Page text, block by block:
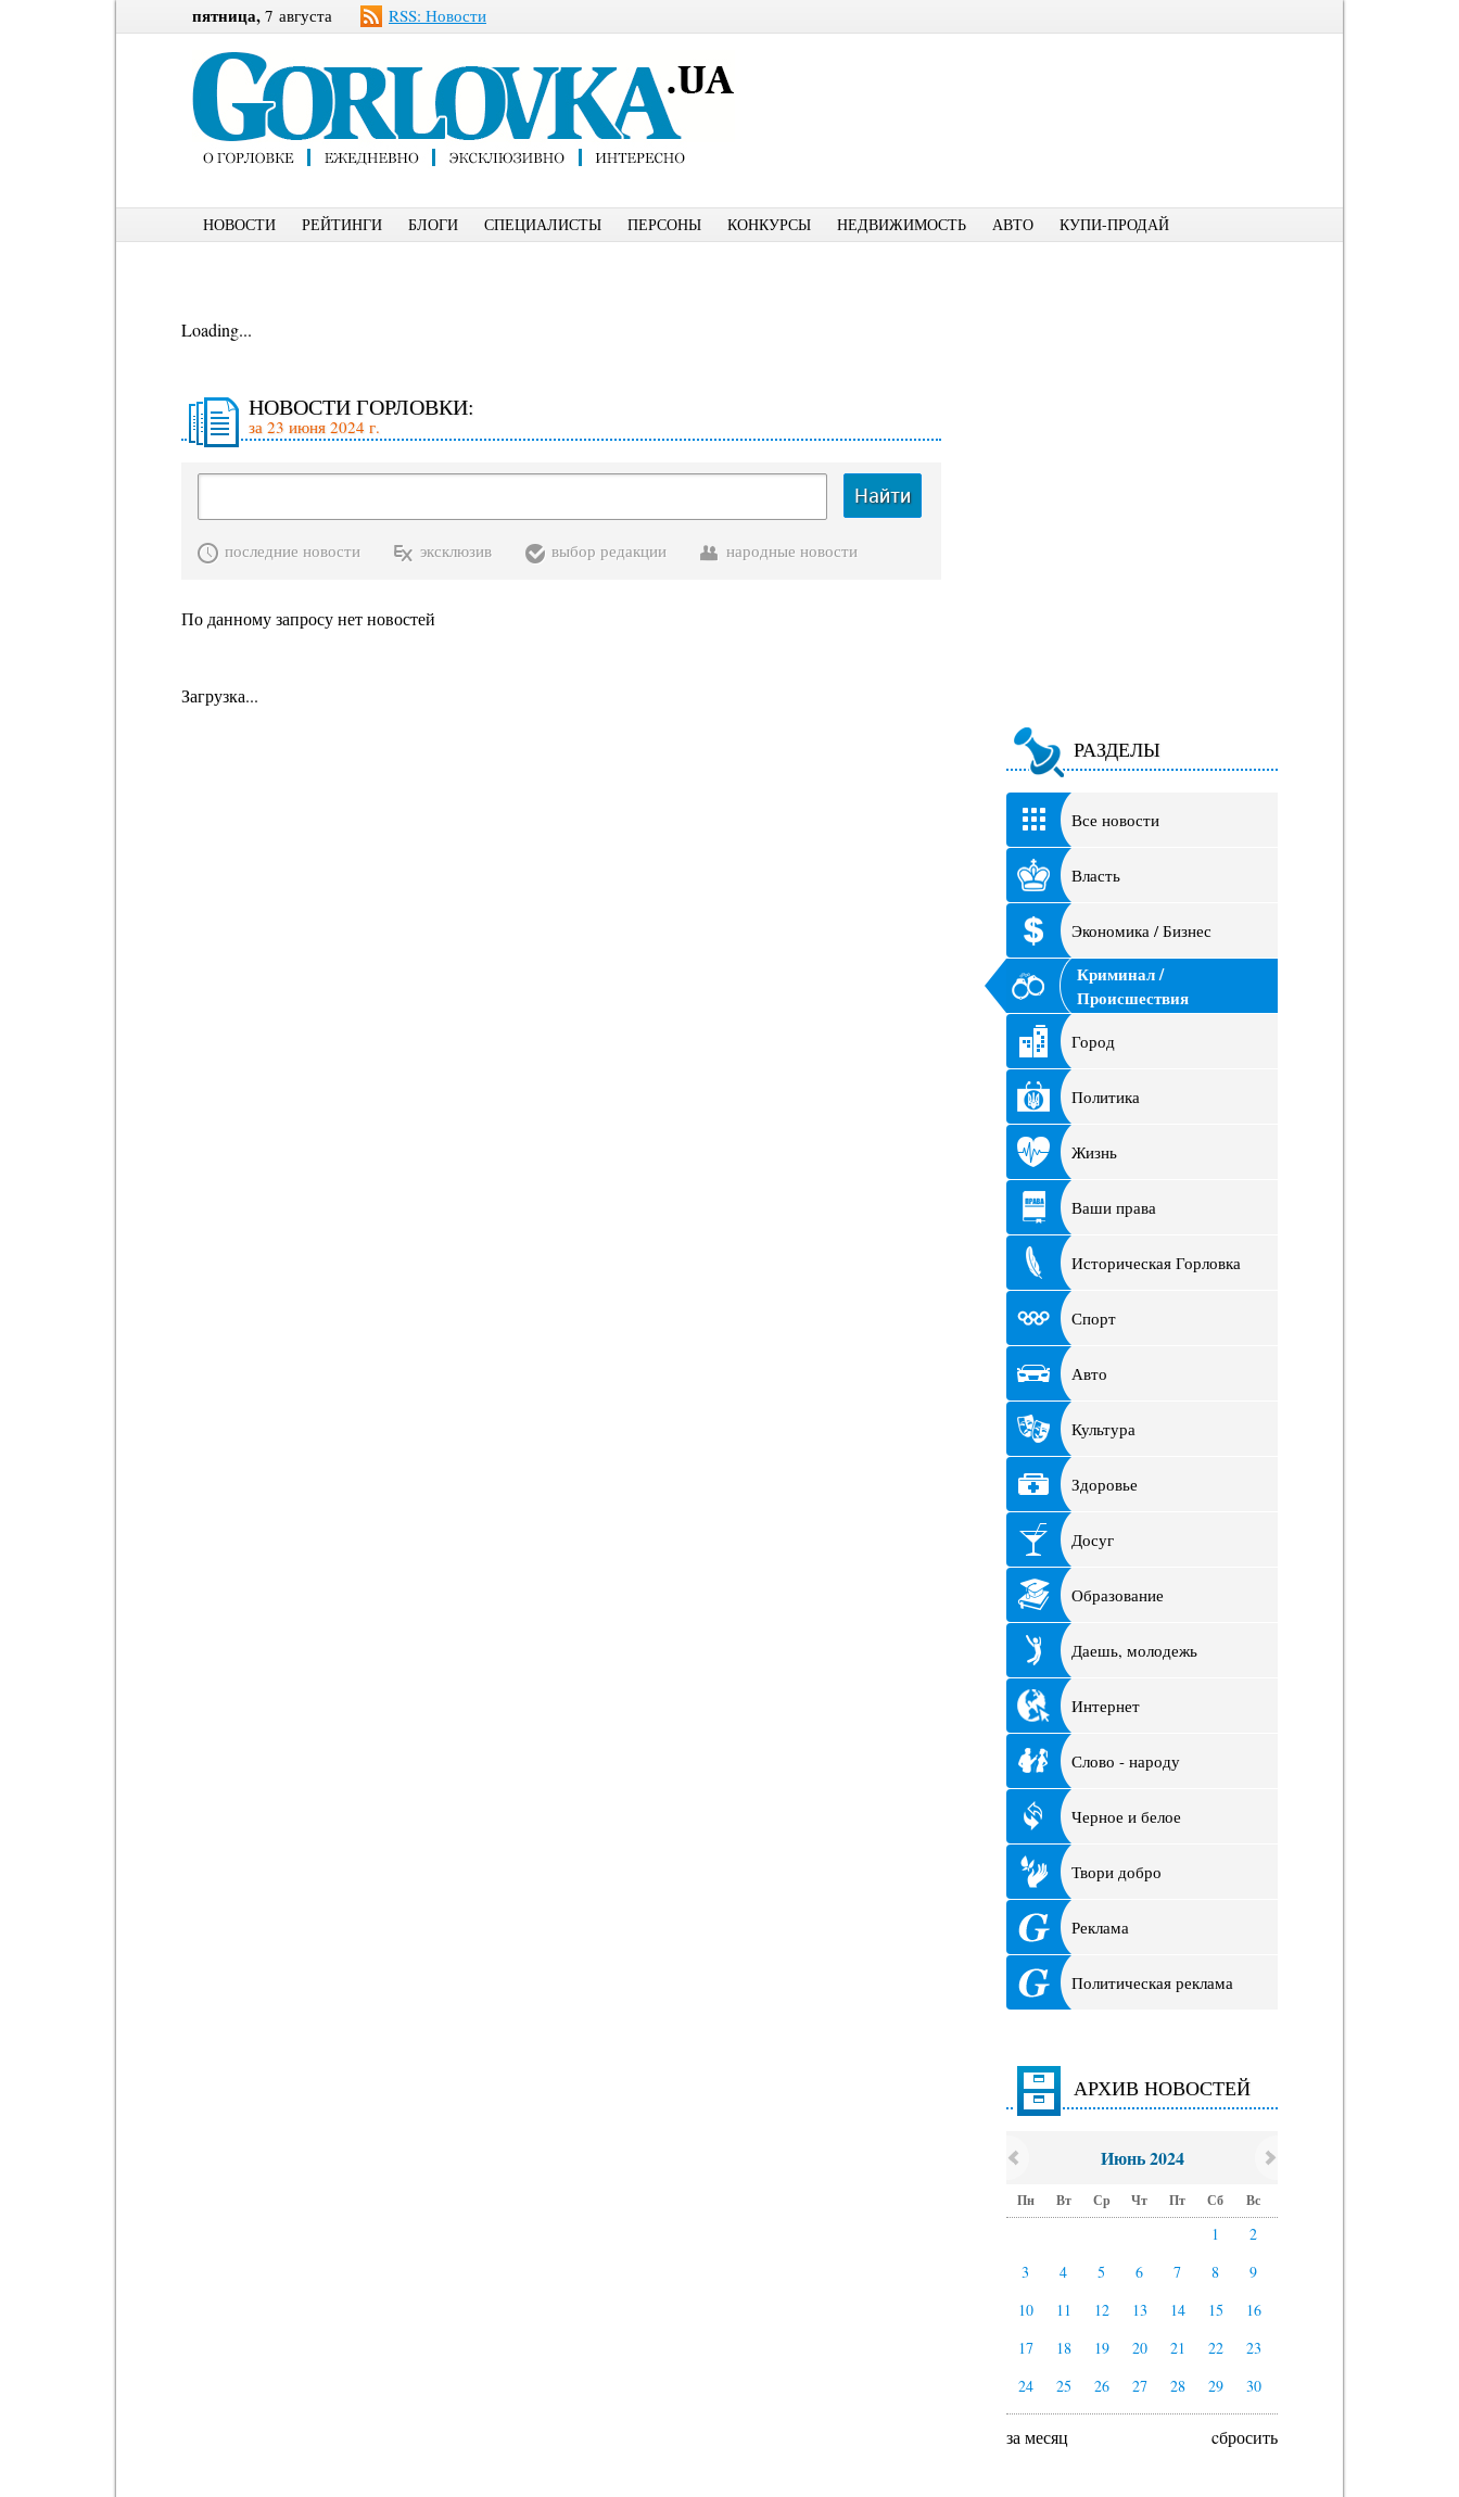
пятница, 7 августа RSS: Новости
НОВОСТИ РЕЙТИНГИ БЛОГИ СПЕЦИАЛИСТЫ ПЕРСОНЫ КОНКУРСЫ НЕДВИЖИМОСТЬ АВТО КУПИ-ПРОДАЙ
Loading...
НОВОСТИ ГОРЛОВКИ:
за 23 июня 2024 г.
Найти
последние новости эксклюзив выбор редакции народные новости
По данному запросу нет новостей
Загрузка...
РАЗДЕЛЫ
Все новости
Власть
Экономика / Бизнес
Криминал /
Происшествия
Город
Политика
Жизнь
Ваши права
Историческая Горловка
Спорт
Авто
Культура
Здоровье
Досуг
Образование
Даешь, молодежь
Интернет
Слово - народу
Черное и белое
Твори добро
Реклама
Политическая реклама
АРХИВ НОВОСТЕЙ
Июнь 2024
Пн Вт Ср Чт Пт Сб Вс
1
2
3
4 5 6 7 8
9
10
11 12 13 14 15
16
17
18 19 20 21 22
23
24
25 26 27 28 29 30
за месяц cбросить